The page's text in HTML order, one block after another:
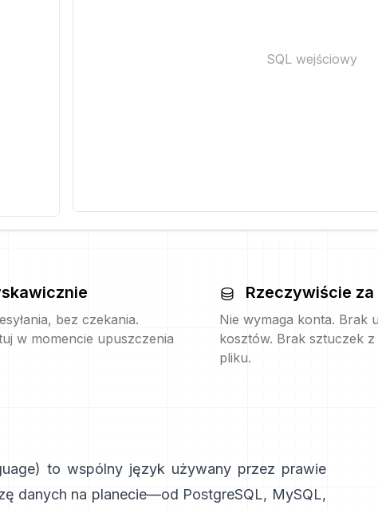
SQL wejściowy
bez czekania.
w momencie upuszczenia
Rzeczywiście za
Nie wymaga konta. Brak
kosztów. Brak sztuczek
pliku.
to wspólny język używany przez prawie
danych na planecie—od PostgreSQL, MySQL,